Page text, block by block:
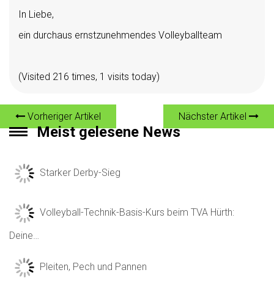
In Liebe,
ein durchaus ernstzunehmendes Volleyballteam
(Visited 216 times, 1 visits today)
Vorheriger Artikel Nächster Artikel
Meist gelesene News
Starker Derby-Sieg
Volleyball-Technik-Basis-Kurs beim TVA Hürth:
Deine…
Pleiten, Pech und Pannen